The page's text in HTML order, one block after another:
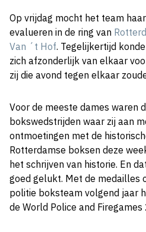
Op vrijdag mocht het team
evalueren in de ring van
Van ´t Hof. Tegelijkertijd
zich afzonderlijk van elkaar
zij die avond tegen elkaar
Voor de meeste dames waren
bokswedstrijden waar zij aan
ontmoetingen met de
Rotterdamse boksen deze
het schrijven van historie. En
goed gelukt. Met de medailles
politie boksteam volgend jaar
de World Police and